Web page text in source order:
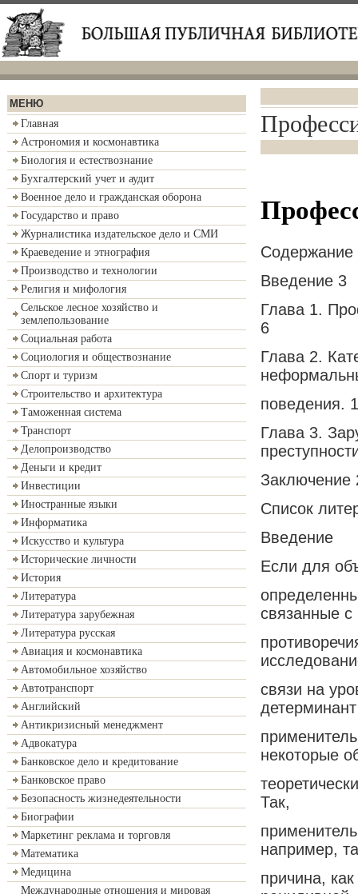
МЕНЮ
Главная
Астрономия и космонавтика
Биология и естествознание
Бухгалтерский учет и аудит
Военное дело и гражданская оборона
Государство и право
Журналистика издательское дело и СМИ
Краеведение и этнография
Производство и технологии
Религия и мифология
Сельское лесное хозяйство и
землепользование
Социальная работа
Социология и обществознание
Спорт и туризм
Строительство и архитектура
Таможенная система
Транспорт
Делопроизводство
Деньги и кредит
Инвестиции
Иностранные языки
Информатика
Искусство и культура
Исторические личности
История
Литература
Литература зарубежная
Литература русская
Авиация и космонавтика
Автомобильное хозяйство
Автотранспорт
Английский
Антикризисный менеджмент
Адвокатура
Банковское дело и кредитование
Банковское право
Безопасность жизнедеятельности
Биографии
Маркетинг реклама и торговля
Математика
Медицина
Международные отношения и мировая
Содержание
Введение 3
Глава 1.
6
Глава 2.
поведения.
Глава 3.
Заключение
Список
Введение
Если для
связанные
связи на
детерминант
некоторые
Так,
например,
причина,